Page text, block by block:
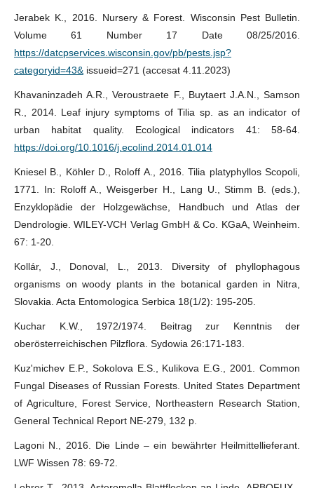
Jerabek K., 2016. Nursery & Forest. Wisconsin Pest Bulletin.
Volume 61 Number 17 Date 08/25/2016.
https://datcpservices.wisconsin.gov/pb/pests.jsp?
categoryid=43& issueid=271 (accesat 4.11.2023)
Khavaninzadeh A.R., Veroustraete F., Buytaert J.A.N., Samson
R., 2014. Leaf injury symptoms of Tilia sp. as an indicator of
urban habitat quality. Ecological indicators 41: 58-64.
https://doi.org/10.1016/j.ecolind.2014.01.014
Kniesel B., Köhler D., Roloff A., 2016. Tilia platyphyllos Scopoli,
1771. In: Roloff A., Weisgerber H., Lang U., Stimm B. (eds.),
Enzyklopädie der Holzgewächse, Handbuch und Atlas der
Dendrologie. WILEY-VCH Verlag GmbH & Co. KGaA, Weinheim.
67: 1-20.
Kollár, J., Donoval, L., 2013. Diversity of phyllophagous
organisms on woody plants in the botanical garden in Nitra,
Slovakia. Acta Entomologica Serbica 18(1/2): 195-205.
Kuchar K.W., 1972/1974. Beitrag zur Kenntnis der
oberösterreichischen Pilzflora. Sydowia 26:171-183.
Kuz'michev E.P., Sokolova E.S., Kulikova E.G., 2001. Common
Fungal Diseases of Russian Forests. United States Department
of Agriculture, Forest Service, Northeastern Research Station,
General Technical Report NE-279, 132 p.
Lagoni N., 2016. Die Linde – ein bewährter Heilmittellieferant.
LWF Wissen 78: 69-72.